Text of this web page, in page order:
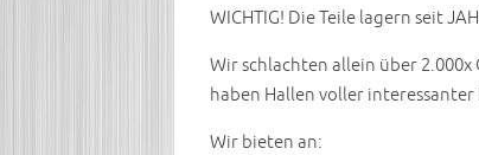
WICHTIG! Die Teile lagern seit
Wir schlachten allein über
haben Hallen voller interessanter
Wir bieten an: